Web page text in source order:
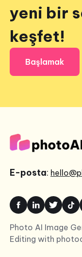
yeni bir
keşfet!
Başlamak
E-posta:
Photo AI Image
Editing with